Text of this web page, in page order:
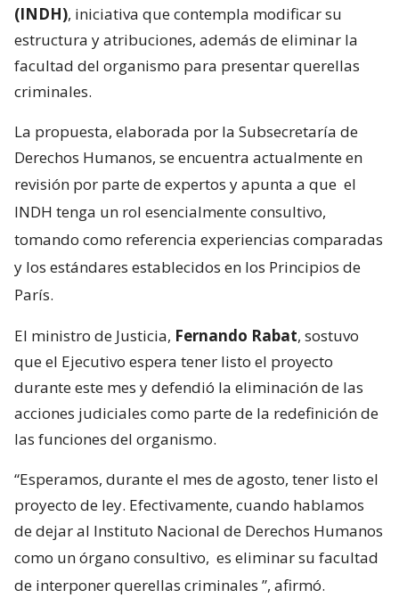
(INDH), iniciativa que contempla modificar su
estructura y atribuciones, además de eliminar la
facultad del organismo para presentar querellas
criminales.
La propuesta, elaborada por la Subsecretaría de
Derechos Humanos, se encuentra actualmente en
revisión por parte de expertos y apunta a que el
INDH tenga un rol esencialmente consultivo,
tomando como referencia experiencias comparadas
y los estándares establecidos en los Principios de
París.
El ministro de Justicia, Fernando Rabat, sostuvo
que el Ejecutivo espera tener listo el proyecto
durante este mes y defendió la eliminación de las
acciones judiciales como parte de la redefinición de
las funciones del organismo.
“Esperamos, durante el mes de agosto, tener listo el
proyecto de ley. Efectivamente, cuando hablamos
de dejar al Instituto Nacional de Derechos Humanos
como un órgano consultivo, es eliminar su facultad
de interponer querellas criminales ”, afirmó.